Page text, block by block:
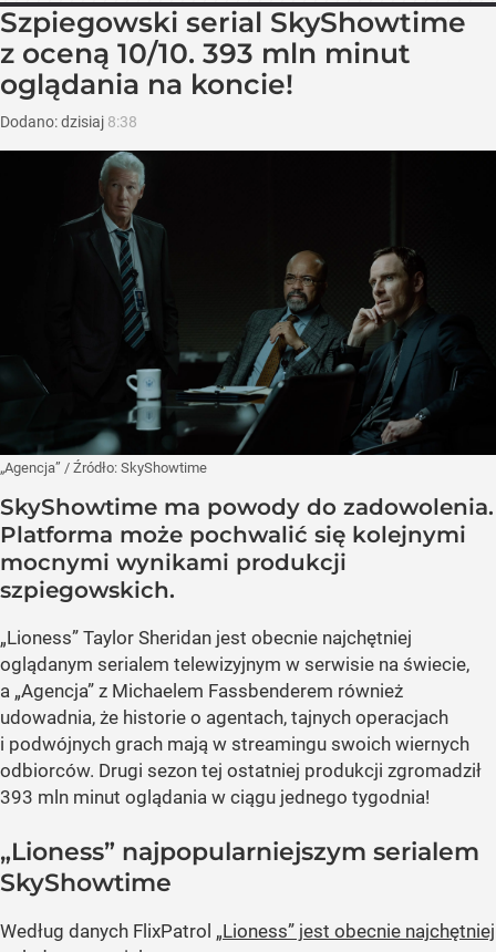
Szpiegowski serial SkyShowtime
z oceną 10/10. 393 mln minut
oglądania na koncie!
Dodano:dzisiaj 8:38
„Agencja” / Źródło: SkyShowtime
SkyShowtime ma powody do zadowolenia.
Platforma może pochwalić się kolejnymi
mocnymi wynikami produkcji
szpiegowskich.
„Lioness” Taylor Sheridan jest obecnie najchętniej
oglądanym serialem telewizyjnym w serwisie na świecie,
a „Agencja” z Michaelem Fassbenderem również
udowadnia, że historie o agentach, tajnych operacjach
i podwójnych grach mają w streamingu swoich wiernych
odbiorców. Drugi sezon tej ostatniej produkcji zgromadził
393 mln minut oglądania w ciągu jednego tygodnia!
„Lioness” najpopularniejszym serialem
SkyShowtime
Według danych FlixPatrol „Lioness” jest obecnie najchętniej